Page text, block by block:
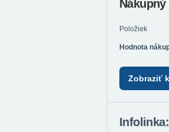
Položiek
Hodnota
Zobraziť
Infolinka: